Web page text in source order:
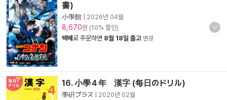
書)
小學館 2026년 04월
8,670원 (10% 할인)
택배로 주문하면 8월 18일 출고 변경
16. 小學４年 漢字 (每日のドリル)
學硏プラス 2020년 02월